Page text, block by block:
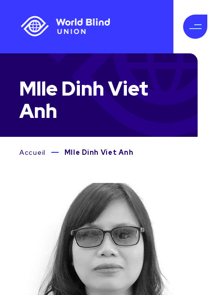
Mlle Dinh Viet
Anh
Accueil Mlle Dinh Viet Anh